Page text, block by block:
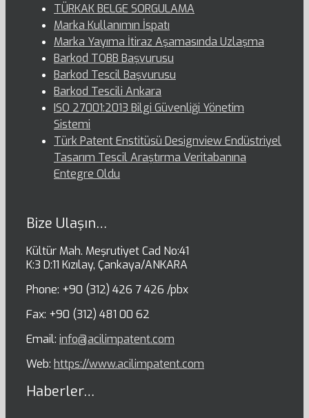
TÜRKAK BELGE SORGULAMA
Marka Kullanımın İspatı
Marka Yayıma İtiraz Aşamasında Uzlaşma
Barkod TOBB Başvurusu
Barkod Tescil Başvurusu
Barkod Tescili Ankara
ISO 27001:2013 Bilgi Güvenliği Yönetim
Sistemi
Türk Patent Enstitüsü Designview Endüstriyel
Tasarım Tescil Araştırma Veritabanına
Entegre Oldu
Bize Ulaşın…
Kültür Mah. Meşrutiyet Cad No:41
K:3 D:11 Kızılay, Çankaya/ANKARA
Phone: +90 (312) 426 7 426 /pbx
Fax: +90 (312) 481 00 62
Email: info@acilimpatent.com
Web: https://www.acilimpatent.com
Haberler…